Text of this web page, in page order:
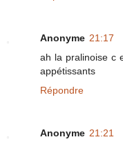
Anonyme 21:17
ah la pralinoise c
appétissants
Répondre
Anonyme 21:21